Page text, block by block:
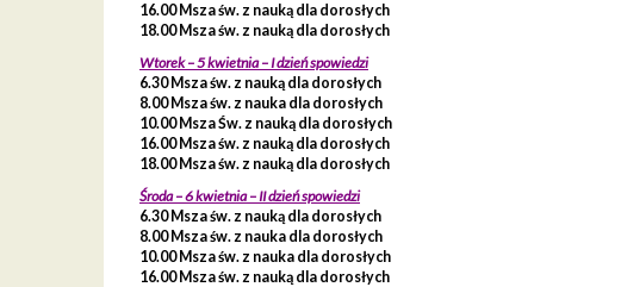
16.00 Msza św. z nauką dla dorosłych
18.00 Msza św. z nauką dla dorosłych
Wtorek – 5 kwietnia – I dzień spowiedzi
6.30 Msza św. z nauką dla dorosłych
8.00 Msza św. z nauka dla dorosłych
10.00 Msza Św. z nauką dla dorosłych
16.00 Msza św. z nauką dla dorosłych
18.00 Msza św. z nauką dla dorosłych
Środa – 6 kwietnia – II dzień spowiedzi
6.30 Msza św. z nauką dla dorosłych
8.00 Msza św. z nauka dla dorosłych
10.00 Msza św. z nauka dla dorosłych
16.00 Msza św. z nauką dla dorosłych